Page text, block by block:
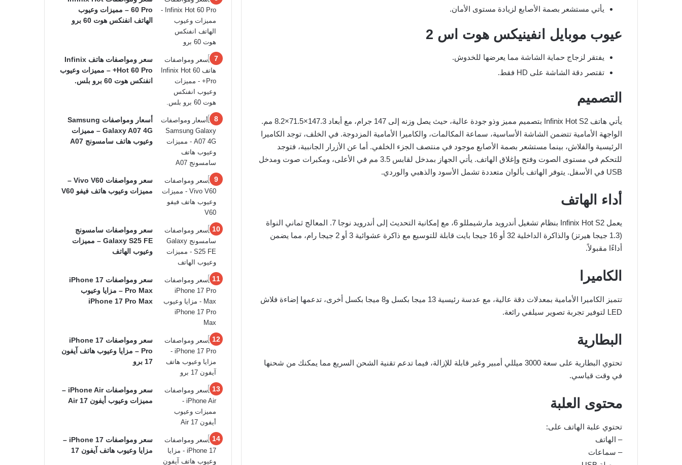
يأتي مستشعر بصمة الأصابع لزيادة مستوى الأمان.
عيوب موبايل انفينيكس هوت اس 2
يفتقر لزجاج حماية الشاشة مما يعرضها للخدوش.
تقتصر دقة الشاشة على HD فقط.
التصميم
يأتي هاتف Infinix Hot S2 بتصميم مميز وذو جودة عالية، حيث يصل وزنه إلى 147 جرام، مع أبعاد 147.3×71.5×8.2 مم.
الواجهة الأمامية تتضمن الشاشة الأساسية، سماعة المكالمات، والكاميرا الأمامية المزدوجة. في الخلف، توجد الكاميرا
الرئيسية والفلاش، بينما مستشعر بصمة الأصابع موجود في منتصف الجزء الخلفي. أما عن الأزرار الجانبية، فتوجد
للتحكم في مستوى الصوت وفتح وإغلاق الهاتف. يأتي الجهاز بمدخل لقابس 3.5 مم في الأعلى، ومكبرات صوت ومدخل
USB في الأسفل. يتوفر الهاتف بألوان متعددة تشمل الأسود والذهبي والوردي.
أداء الهاتف
يعمل Infinix Hot S2 بنظام تشغيل أندرويد مارشيمللو 6، مع إمكانية التحديث إلى أندرويد نوجا 7. المعالج ثماني النواة
(1.3 جيجا هيرتز) والذاكرة الداخلية 32 أو 16 جيجا بايت قابلة للتوسيع مع ذاكرة عشوائية 3 أو 2 جيجا رام، مما يضمن
أداءًا مقبولاً.
الكاميرا
تتميز الكاميرا الأمامية بمعدلات دقة عالية، مع عدسة رئيسية 13 ميجا بكسل و8 ميجا بكسل أخرى، تدعمها إضاءة فلاش
LED لتوفير تجربة تصوير سيلفي رائعة.
البطارية
تحتوي البطارية على سعة 3000 ميللي أمبير وغير قابلة للإزالة، فيما تدعم تقنية الشحن السريع مما يمكنك من شحنها
في وقت قياسي.
محتوى العلبة
تحتوي علبة الهاتف على:
– الهاتف
– سماعات
60 Pro – مميزات وعيوب
الهاتف انفنكس هوت 60 برو
سعر ومواصفات هاتف Infinix
Hot 60 Pro+ – مميزات وعيوب
انفنكس هوت 60 برو بلس.
أسعار ومواصفات Samsung
Galaxy A07 4G – مميزات
وعيوب هاتف سامسونج A07
سعر ومواصفات Vivo V60 –
مميزات وعيوب هاتف فيفو V60
سعر ومواصفات سامسونج
Galaxy S25 FE – مميزات
وعيوب الهاتف
سعر ومواصفات iPhone 17
Pro Max – مزايا وعيوب
iPhone 17 Pro Max
سعر ومواصفات iPhone 17
Pro – مزايا وعيوب هاتف آيفون
17 برو
سعر ومواصفات iPhone Air –
مميزات وعيوب أيفون 17 Air
سعر ومواصفات iPhone 17 –
مزايا وعيوب هاتف آيفون 17